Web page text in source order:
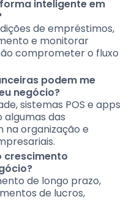
inteligente em
de empréstimos,
e monitorar
comprometer o fluxo
podem me
negócio?
sistemas POS e apps
algumas das
na organização e
crescimento
de longo prazo,
de lucros,